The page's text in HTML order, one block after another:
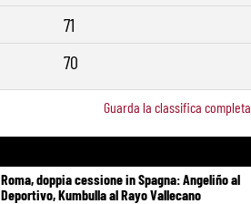
71
70
Guarda la classifica completa
Roma, doppia cessione in Spagna: Angeliño al
Deportivo, Kumbulla al Rayo Vallecano